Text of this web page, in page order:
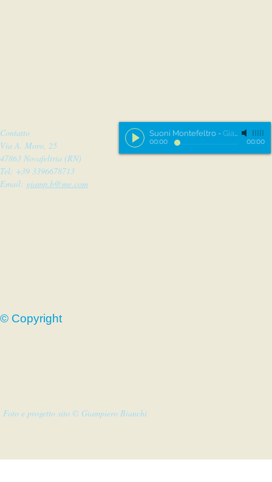
Contatto
Via A. Moro, 25
47863 Novafeltria (RN)
Tel: +39 3396678713
Email: giamp.b@me.com
Suoni Montefeltro - Giampiero
00:00 00:00
© Copyright
Foto e progetto sito © Giampiero Bianchi